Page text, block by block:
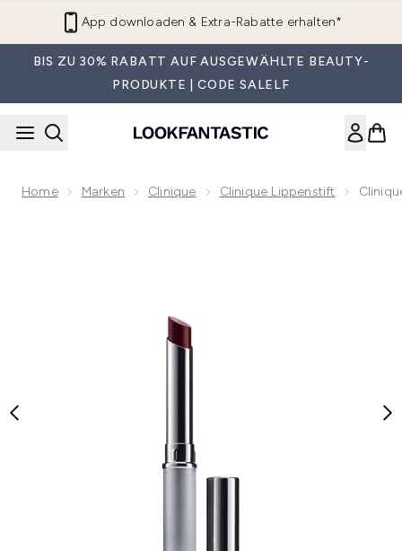
App downloaden & Extra-Rabatte erhalten*
BIS ZU 30% RABATT AUF AUSGEWÄHLTE BEAUTY-
PRODUKTE | CODE SALELF
Home Marken Clinique Clinique Lippenstift